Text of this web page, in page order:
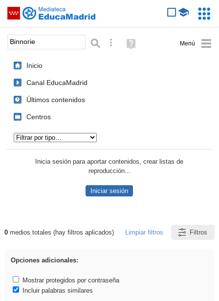
Saltar navegación
Palabra o frase: Búsqueda avanzada
Ayuda
(en
Inicio
Canal EducaMadrid
Últimos contenidos
Centros
Inicia sesión para aportar contenidos, crear listas de
reproducción...
Iniciar sesión
Resultados de: Binnorie
0medios totales (hay filtros aplicados) Limpiar filtros Filtros
Opciones adicionales:
Mostrar protegidos por contraseña
Incluir palabras similares